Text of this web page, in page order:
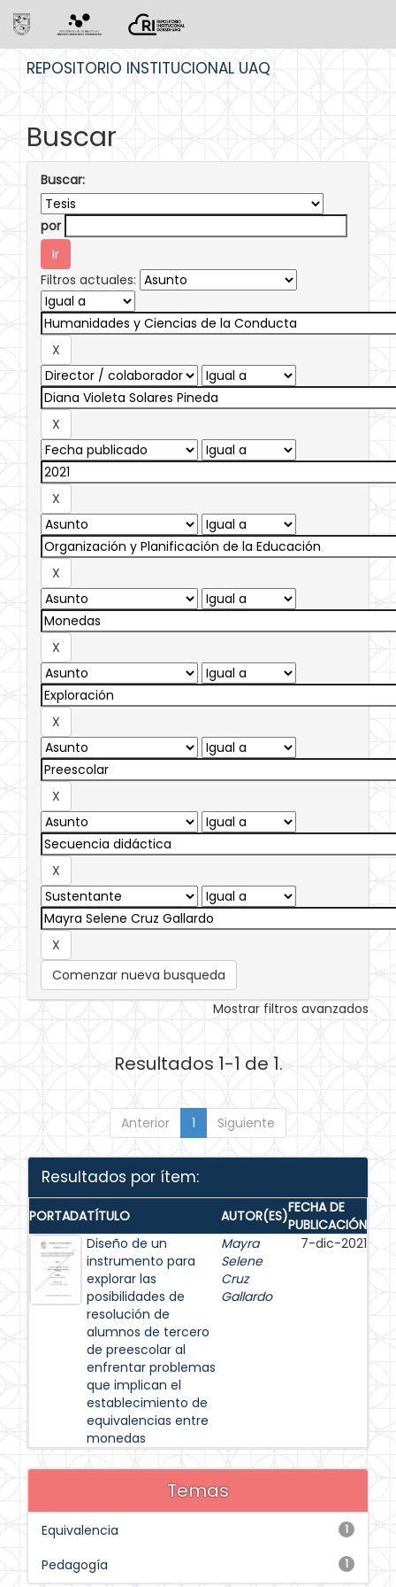
REPOSITORIO INSTITUCIONAL UAQ
Buscar
Buscar:
por
Filtros actuales:
Comenzar nueva busqueda
Mostrar filtros avanzados
Resultados 1-1 de 1.
Anterior 1 Siguiente
Resultados por ítem:
PORTADATÍTULO AUTOR(ES)FECHA DE
PUBLICACIÓN
Diseño de un
instrumento para
explorar las
posibilidades de
resolución de
alumnos de tercero
de preescolar al
enfrentar problemas
que implican el
establecimiento de
equivalencias entre
monedas
Mayra
Selene
Cruz
Gallardo
7-dic-2021
Temas
1
Equivalencia
1
Pedagogía